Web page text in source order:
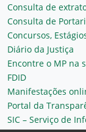
Consulta de
Consulta de
Concursos,
Diário da Justiça
Encontre o MP na
FDID
Manifestações
Portal da
SIC – Serviço de